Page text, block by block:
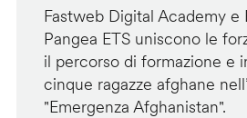
Fastweb Digital Academy e
Pangea ETS uniscono le
il percorso di formazione e
cinque ragazze afghane
"Emergenza Afghanistan".